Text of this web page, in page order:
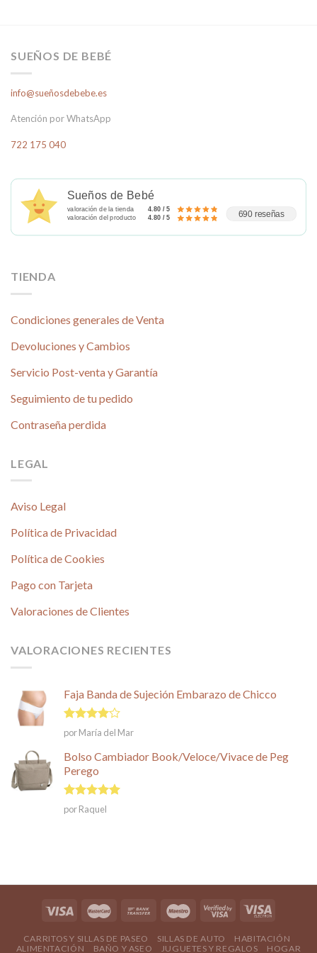
página
producto
SUEÑOS DE BEBÉ
info@sueñosdebebe.es
Atención por WhatsApp
722 175 040
Sueños de Bebé
valoración de la tienda
4.80 / 5
valoración del producto
4.80 / 5 690 reseñas
TIENDA
Condiciones generales de Venta
Devoluciones y Cambios
Servicio Post-venta y Garantía
Seguimiento de tu pedido
Contraseña perdida
LEGAL
Aviso Legal
Política de Privacidad
Política de Cookies
Pago con Tarjeta
Valoraciones de Clientes
VALORACIONES RECIENTES
Faja Banda de Sujeción Embarazo de Chicco
Valorado
en
5
por María del Mar
Bolso Cambiador Book/Veloce/Vivace de Peg
Perego
Valorado en
5
de 5
por Raquel
CARRITOS Y SILLAS DE PASEO SILLAS DE AUTO
HABITACIÓN
ALIMENTACIÓN
BAÑO Y ASEO JUGUETES Y REGALOS HOGAR